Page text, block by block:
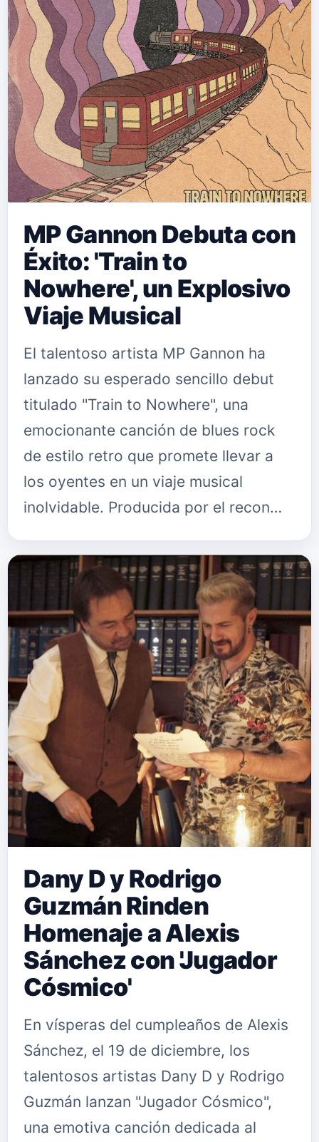
MP Gannon Debuta con
Éxito: 'Train to
Nowhere', un Explosivo
Viaje Musical
El talentoso artista MP Gannon ha
lanzado su esperado sencillo debut
titulado "Train to Nowhere", una
emocionante canción de blues rock
de estilo retro que promete llevar a
los oyentes en un viaje musical
inolvidable. Producida por el recon…
Dany D y Rodrigo
Guzmán Rinden
Homenaje a Alexis
Sánchez con 'Jugador
Cósmico'
En vísperas del cumpleaños de Alexis
Sánchez, el 19 de diciembre, los
talentosos artistas Dany D y Rodrigo
Guzmán lanzan "Jugador Cósmico",
una emotiva canción dedicada al